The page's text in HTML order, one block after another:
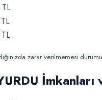
zarar verilmemesi